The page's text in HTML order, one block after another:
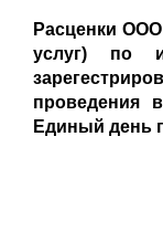
Расценки ООО
услуг) по
проведения
Единый день